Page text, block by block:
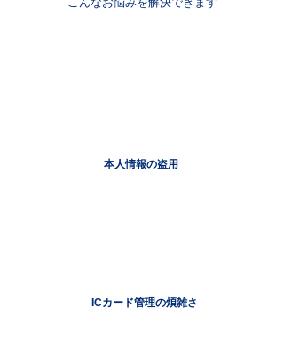
本人情報の盗用
ICカード管理の煩雑さ